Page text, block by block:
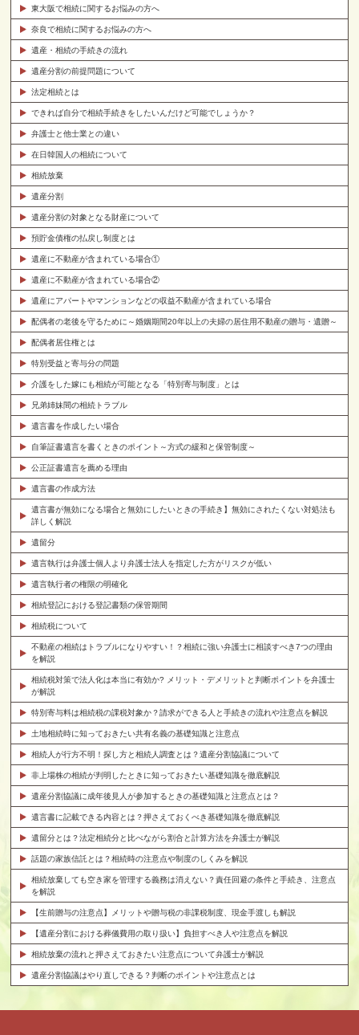
東大阪で相続に関するお悩みの方へ
奈良で相続に関するお悩みの方へ
遺産・相続の手続きの流れ
遺産分割の前提問題について
法定相続とは
できれば自分で相続手続きをしたいんだけど可能でしょうか？
弁護士と他士業との違い
在日韓国人の相続について
相続放棄
遺産分割
遺産分割の対象となる財産について
預貯金債権の払戻し制度とは
遺産に不動産が含まれている場合①
遺産に不動産が含まれている場合②
遺産にアパートやマンションなどの収益不動産が含まれている場合
配偶者の老後を守るために～婚姻期間20年以上の夫婦の居住用不動産の贈与・遺贈～
配偶者居住権とは
特別受益と寄与分の問題
介護をした嫁にも相続が可能となる「特別寄与制度」とは
兄弟姉妹間の相続トラブル
遺言書を作成したい場合
自筆証書遺言を書くときのポイント～方式の緩和と保管制度～
公正証書遺言を薦める理由
遺言書の作成方法
遺言書が無効になる場合と無効にしたいときの手続き】無効にされたくない対処法も
詳しく解説
遺留分
遺言執行は弁護士個人より弁護士法人を指定した方がリスクが低い
遺言執行者の権限の明確化
相続登記における登記書類の保管期間
相続税について
不動産の相続はトラブルになりやすい！？相続に強い弁護士に相談すべき7つの理由
を解説
相続税対策で法人化は本当に有効か? メリット・デメリットと判断ポイントを弁護士
が解説
特別寄与料は相続税の課税対象か？請求ができる人と手続きの流れや注意点を解説
土地相続時に知っておきたい共有名義の基礎知識と注意点
相続人が行方不明！探し方と相続人調査とは？遺産分割協議について
非上場株の相続が判明したときに知っておきたい基礎知識を徹底解説
遺産分割協議に成年後見人が参加するときの基礎知識と注意点とは？
遺言書に記載できる内容とは？押さえておくべき基礎知識を徹底解説
遺留分とは？法定相続分と比べながら割合と計算方法を弁護士が解説
話題の家族信託とは？相続時の注意点や制度のしくみを解説
相続放棄しても空き家を管理する義務は消えない？責任回避の条件と手続き、注意点
を解説
【生前贈与の注意点】メリットや贈与税の非課税制度、現金手渡しも解説
【遺産分割における葬儀費用の取り扱い】負担すべき人や注意点を解説
相続放棄の流れと押さえておきたい注意点について弁護士が解説
遺産分割協議はやり直しできる？判断のポイントや注意点とは